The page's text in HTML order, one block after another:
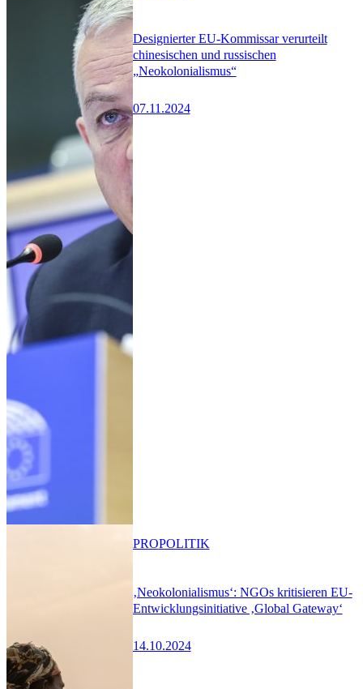
Designierter EU-Kommissar verurteilt
chinesischen und russischen
„Neokolonialismus“
07.11.2024
‚Neokolonialismus‘: NGOs kritisieren EU-
Entwicklungsinitiative ‚Global Gateway‘
14.10.2024
PROPOLITIK